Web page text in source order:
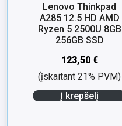
Lenovo Thinkpad
A285 12.5 HD AMD
Ryzen 5 2500U 8GB
256GB SSD
123,50 €
(įskaitant 21% PVM)
Į krepšelį